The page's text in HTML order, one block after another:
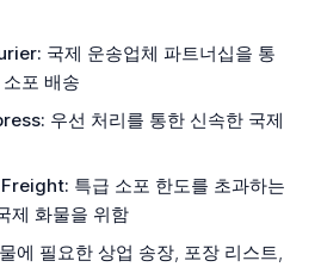
국제 운송업체 파트너십을 통
포 배송
우선 처리를 통한 신속한 국제
특급 소포 한도를 초과하는
제 화물을 위함
에 필요한 상업 송장, 포장 리스트,